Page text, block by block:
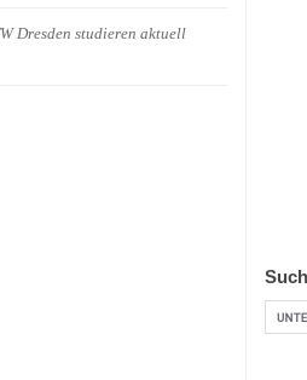
Dresden studieren aktuell